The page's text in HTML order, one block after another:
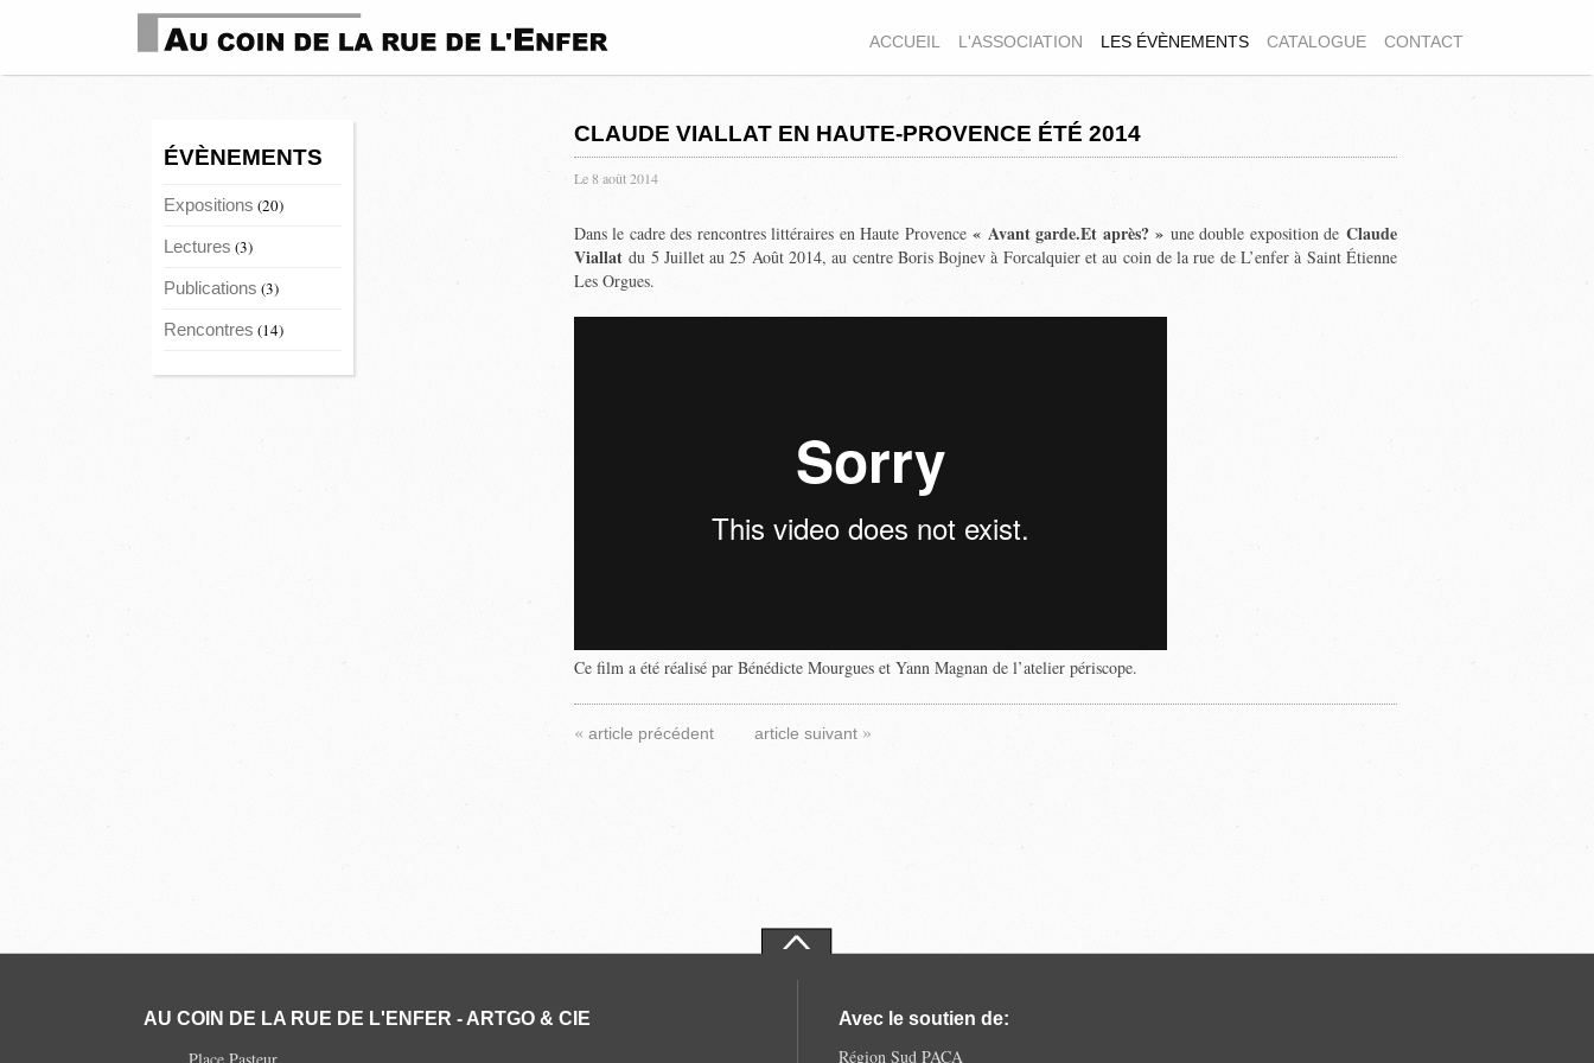
ACCUEIL L'ASSOCIATION LES ÉVÈNEMENTS CATALOGUE CONTACT
ÉVÈNEMENTS
Expositions (20)
Lectures (3)
Publications (3)
Rencontres (14)
CLAUDE VIALLAT EN HAUTE-PROVENCE ÉTÉ 2014
Le 8 août 2014
Dans le cadre des rencontres littéraires en Haute Provence« Avant garde.Et après? » une double exposition de Claude
Viallatdu 5 Juillet au 25 Août 2014, au centre Boris Bojnev à Forcalquier et au coin de la rue de L’enfer à Saint Étienne
Les Orgues.
Ce film a été réalisé par Bénédicte Mourgues et Yann Magnan de l’atelier périscope.
« article précédent article suivant »
AU COIN DE LA RUE DE L'ENFER - ARTGO & CIE Avec le soutien de:
Région Sud PACA